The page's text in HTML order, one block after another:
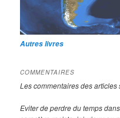
Autres livres
COMMENTAIRES
Les commentaires des
Eviter de perdre du temps